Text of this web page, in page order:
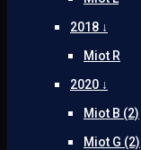
2018 ↓
Miot R
2020 ↓
Miot B (2)
Miot G (2)